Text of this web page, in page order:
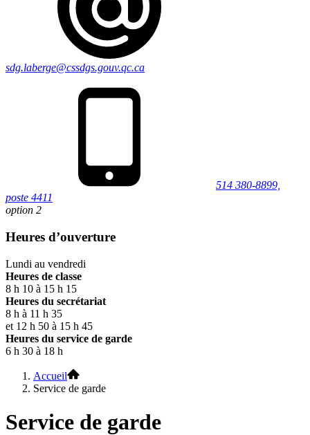
sdg.laberge@cssdgs.gouv.qc.ca
514 380-8899,
poste 4411
option 2
Heures d’ouverture
Lundi au vendredi
Heures de classe
8 h 10 à 15 h 15
Heures du secrétariat
8 h à 11 h 35
et 12 h 50 à 15 h 45
Heures du service de garde
6 h 30 à 18 h
Accueil
Service de garde
Service de garde